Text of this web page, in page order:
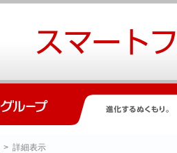
> 詳細表示